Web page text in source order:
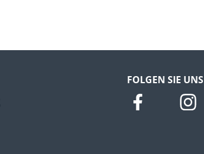
FOLGEN SIE UNS